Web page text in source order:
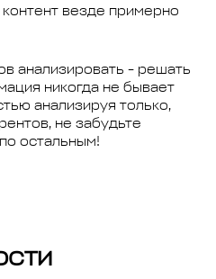
везде примерно
анализировать - решать
никогда не бывает
анализируя только,
не забудьте
остальным!